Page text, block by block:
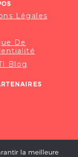
Légales
De
Blog
la meilleure